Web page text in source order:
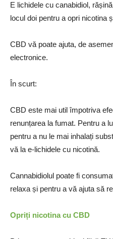
E lichidele cu canabidiol,
locul doi pentru a opri nicotina
CBD vă poate ajuta, de
electronice.
În scurt:
CBD este mai util împotriva
renunțarea la fumat. Pentru a
pentru a nu le mai inhalați
vă la e-lichidele cu nicotină.
Cannabidiolul poate fi
relaxa și pentru a vă ajuta să
Opriți nicotina cu CBD